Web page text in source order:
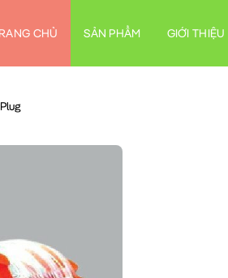
CHỦ SẢN PHẨM GIỚI THIỆU